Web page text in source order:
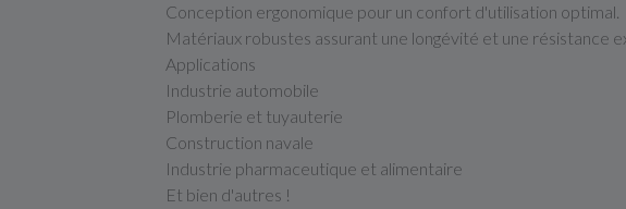
Conception ergonomique pour un confort d'utilisation optimal.
Matériaux robustes assurant une longévité et une résistance
Applications
Industrie automobile
Plomberie et tuyauterie
Construction navale
Industrie pharmaceutique et alimentaire
Et bien d'autres !